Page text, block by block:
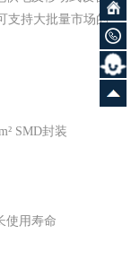
支持大批量市场的
SMD封装
使用寿命